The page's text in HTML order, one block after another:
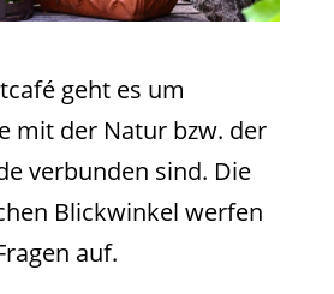
geht es um
mit der Natur bzw. der
verbunden sind. Die
Blickwinkel werfen
auf.